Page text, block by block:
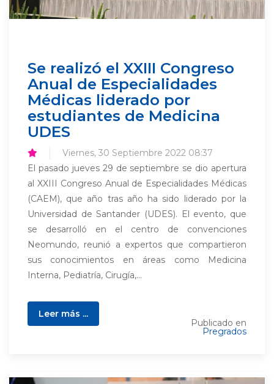
Se realizó el XXIII Congreso
Anual de Especialidades
Médicas liderado por
estudiantes de Medicina
UDES
Viernes, 30 Septiembre 2022 08:37
El pasado jueves 29 de septiembre se dio apertura
al XXIII Congreso Anual de Especialidades Médicas
(CAEM), que año tras año ha sido liderado por la
Universidad de Santander (UDES). El evento, que
se desarrolló en el centro de convenciones
Neomundo, reunió a expertos que compartieron
sus conocimientos en áreas como Medicina
Interna, Pediatría, Cirugía,...
Leer más ...
Publicado en
Pregrados